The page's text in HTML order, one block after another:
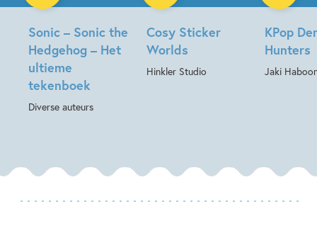
Sonic – Sonic the
Hedgehog – Het
ultieme
tekenboek
Diverse auteurs
Cosy Sticker
Worlds
Hinkler Studio
KPop
Hunters
Jaki